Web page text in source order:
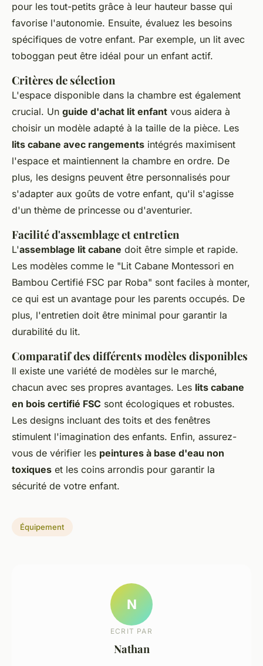
pour les tout-petits grâce à leur hauteur basse qui
favorise l'autonomie. Ensuite, évaluez les besoins
spécifiques de votre enfant. Par exemple, un lit avec
toboggan peut être idéal pour un enfant actif.
Critères de sélection
L'espace disponible dans la chambre est également
crucial. Un guide d'achat lit enfant vous aidera à
choisir un modèle adapté à la taille de la pièce. Les
lits cabane avec rangements intégrés maximisent
l'espace et maintiennent la chambre en ordre. De
plus, les designs peuvent être personnalisés pour
s'adapter aux goûts de votre enfant, qu'il s'agisse
d'un thème de princesse ou d'aventurier.
Facilité d'assemblage et entretien
L'assemblage lit cabane doit être simple et rapide.
Les modèles comme le "Lit Cabane Montessori en
Bambou Certifié FSC par Roba" sont faciles à monter,
ce qui est un avantage pour les parents occupés. De
plus, l'entretien doit être minimal pour garantir la
durabilité du lit.
Comparatif des différents modèles disponibles
Il existe une variété de modèles sur le marché,
chacun avec ses propres avantages. Les lits cabane
en bois certifié FSC sont écologiques et robustes.
Les designs incluant des toits et des fenêtres
stimulent l'imagination des enfants. Enfin, assurez-
vous de vérifier les peintures à base d'eau non
toxiques et les coins arrondis pour garantir la
sécurité de votre enfant.
Équipement
N
ECRIT PAR
Nathan